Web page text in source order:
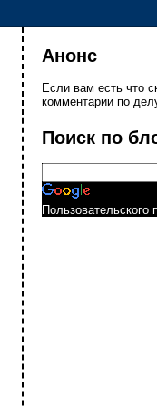
Анонс
Если вам есть что
комментарии по
Поиск по
Пользовательского